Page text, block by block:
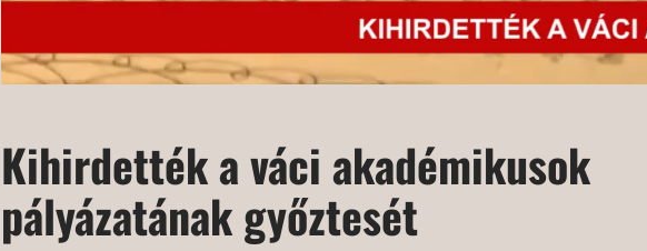
Kihirdették a váci akadémikusok
pályázatának győztesét